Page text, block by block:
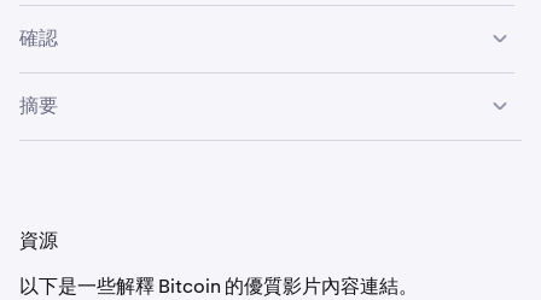
由於區塊鏈是公開的，加密貨幣只是半匿名。許多加密貨幣
的共同目標是提高客戶的私隱度，儘管只有少數加密貨幣將
此作為其主要重點 (Monero、Zcash)。
確認
在某些罕見情況下仍可能發生雙重支付，這就是
加密貨幣存款之前需要一定數量的確認
摘要
表。
資源
以下是一些解釋 Bitcoin 的優質影片內容連結。